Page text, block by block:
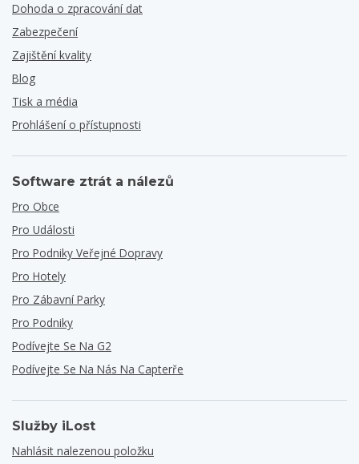
Dohoda o zpracování dat
Zabezpečení
Zajištění kvality
Blog
Tisk a média
Prohlášení o přístupnosti
Software ztrát a nálezů
Pro Obce
Pro Události
Pro Podniky Veřejné Dopravy
Pro Hotely
Pro Zábavní Parky
Pro Podniky
Podívejte Se Na G2
Podívejte Se Na Nás Na Capterře
Služby iLost
Nahlásit nalezenou položku